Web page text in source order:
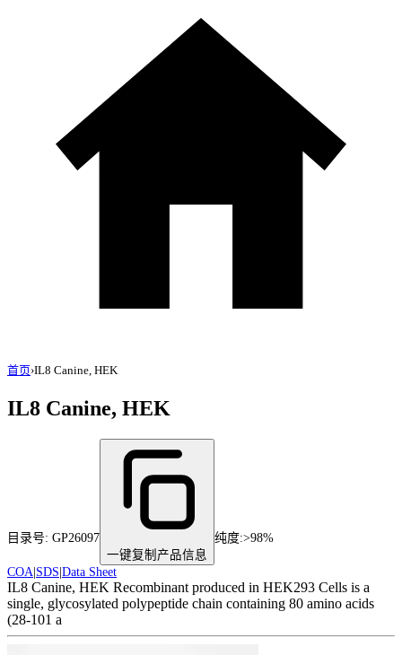
首页›IL8 Canine, HEK
IL8 Canine, HEK
目录号: GP26097
一键复制产品信息
纯度:>98%
COA SDS Data Sheet
IL8 Canine, HEK Recombinant produced in HEK293 Cells is a
single, glycosylated polypeptide chain containing 80 amino acids
(28-101 a